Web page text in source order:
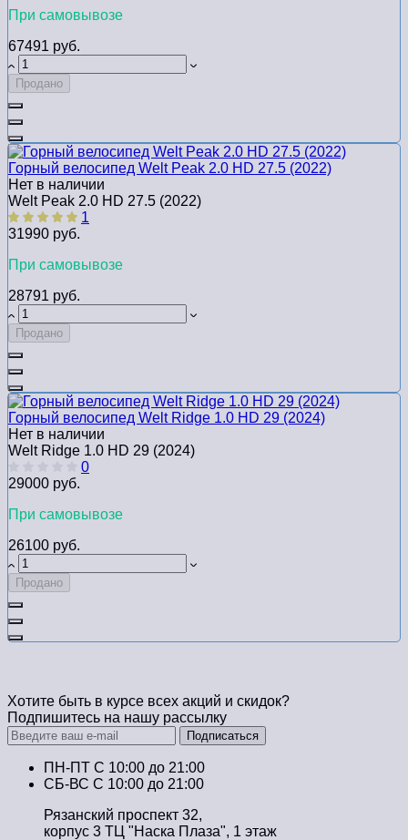
При самовывозе
67491 руб.
Продано
Горный велосипед Welt Peak 2.0 HD 27.5 (2022)
Нет в наличии
Welt Peak 2.0 HD 27.5 (2022)
1
31990 руб.
При самовывозе
28791 руб.
Продано
Горный велосипед Welt Ridge 1.0 HD 29 (2024)
Нет в наличии
Welt Ridge 1.0 HD 29 (2024)
0
29000 руб.
При самовывозе
26100 руб.
Продано
Хотите быть в курсе всех акций и скидок?
Подпишитесь на нашу рассылку
Подписаться
ПН-ПТ C 10:00 до 21:00
СБ-ВС С 10:00 до 21:00
Рязанский проспект 32,
корпус 3 ТЦ "Наска Плаза", 1 этаж